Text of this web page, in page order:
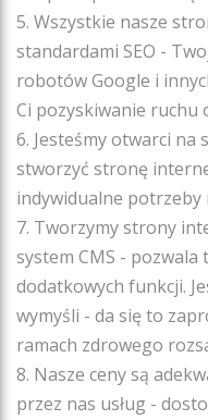
5. Wszystkie nasze
standardami SEO -
robotów Google i
Ci pozyskiwanie
6. Jesteśmy otwarci na
stworzyć stronę
indywidualne potrzeby
7. Tworzymy strony
system CMS -
dodatkowych funkcji.
wymyśli - da się to
ramach zdrowego
8. Nasze ceny są
przez nas usług -